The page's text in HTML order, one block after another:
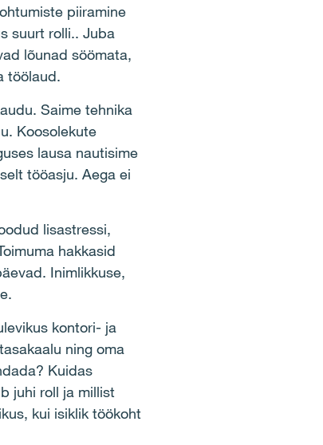
piiramine
suurt rolli.. Juba
lõunad söömata,
töölaud.
Saime tehnika
Koosolekute
lausa nautisime
tööasju. Aega ei
lisastressi,
hakkasid
Inimlikkuse,
kontori- ja
ning oma
Kuidas
juhi roll ja millist
kui isiklik töökoht